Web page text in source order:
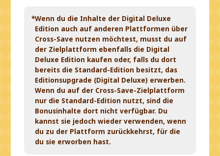
*Wenn du die Inhalte der Digital Deluxe
Edition auch auf anderen Plattformen über
Cross-Save nutzen möchtest, musst du auf
der Zielplattform ebenfalls die Digital
Deluxe Edition kaufen oder, falls du dort
bereits die Standard-Edition besitzt, das
Editionsupgrade (Digital Deluxe) erwerben.
Wenn du auf der Cross-Save-Zielplattform
nur die Standard-Edition nutzt, sind die
Bonusinhalte dort nicht verfügbar. Du
kannst sie jedoch wieder verwenden, wenn
du zu der Plattform zurückkehrst, für die
du sie erworben hast.